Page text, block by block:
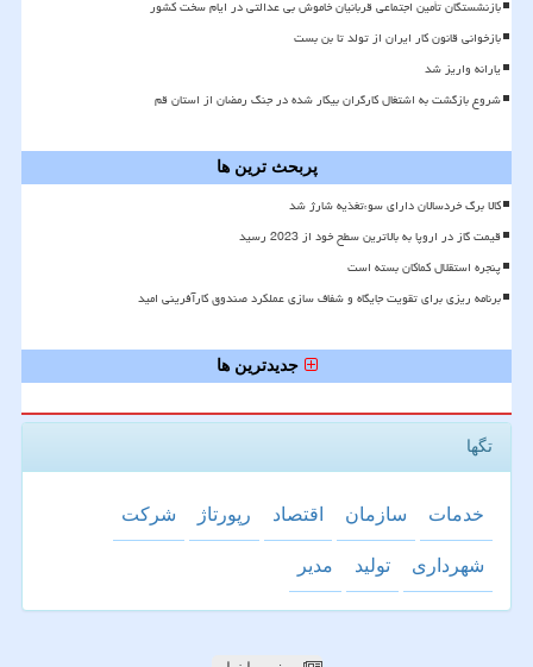
بازنشستگان تأمین اجتماعی قربانیان خاموش بی عدالتی در ایام سخت کشور
بازخوانی قانون کار ایران از تولد تا بن بست
یارانه واریز شد
شروع بازگشت به اشتغال کارگران بیکار شده در جنگ رمضان از استان قم
پربحث ترین ها
کالا برگ خردسالان دارای سوءتغذیه شارژ شد
قیمت گاز در اروپا به بالاترین سطح خود از 2023 رسید
پنجره استقلال کماکان بسته است
برنامه ریزی برای تقویت جایگاه و شفاف سازی عملکرد صندوق کارآفرینی امید
جدیدترین ها
تگها
خدمات سازمان اقتصاد رپورتاژ شركت
شهرداری تولید مدیر